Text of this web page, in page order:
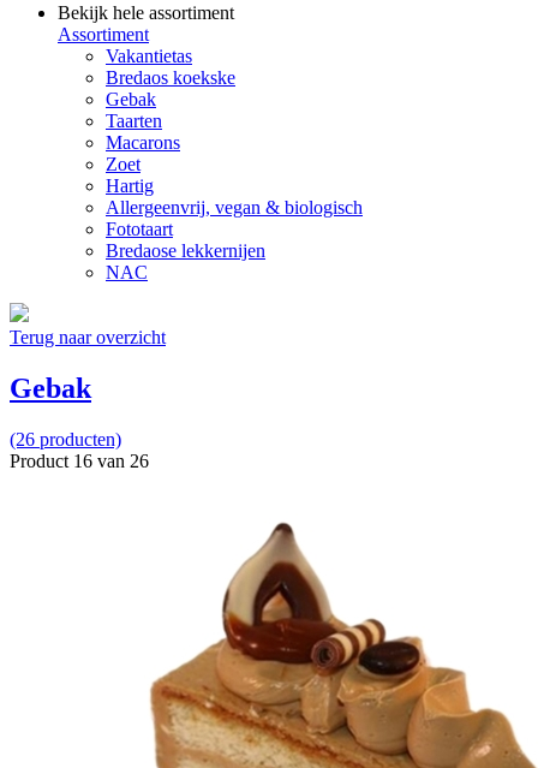
Bekijk hele assortiment
Assortiment
Vakantietas
Bredaos koekske
Gebak
Taarten
Macarons
Zoet
Hartig
Allergeenvrij, vegan & biologisch
Fototaart
Bredaose lekkernijen
NAC
Terug naar overzicht
Gebak
(26 producten)
Product 16 van 26